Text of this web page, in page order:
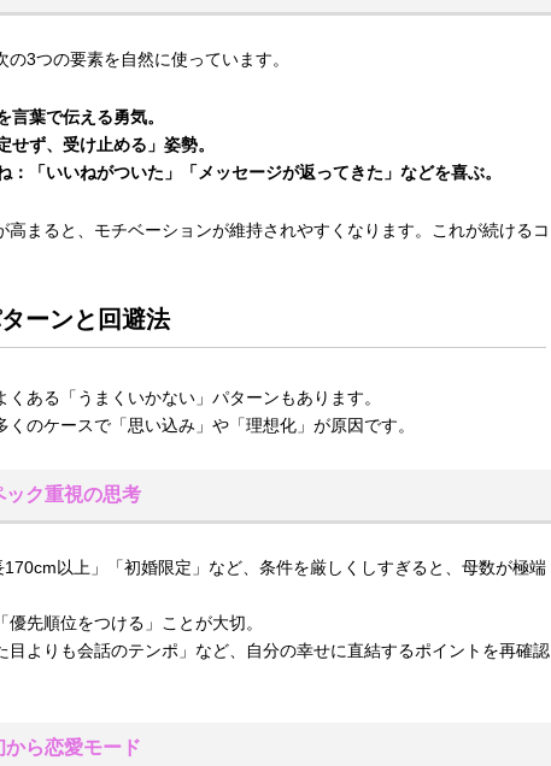
3つの要素を自然に使っています。
言葉で伝える勇気。
せず、受け止める」姿勢。
：
「いいねがついた」「メッセージが返ってきた」などを喜ぶ。
高まると、モチベーションが維持されやすくなります。これが続けるコ
ーンと回避法
ある「うまくいかない」パターンもあります。
のケースで「思い込み」や「理想化」が原因です。
ック重視の思考
170cm以上」「初婚限定」など、条件を厳しくしすぎると、母数が極端
先順位をつける」ことが大切。
目よりも会話のテンポ」など、自分の幸せに直結するポイントを再確認
ら恋愛モード